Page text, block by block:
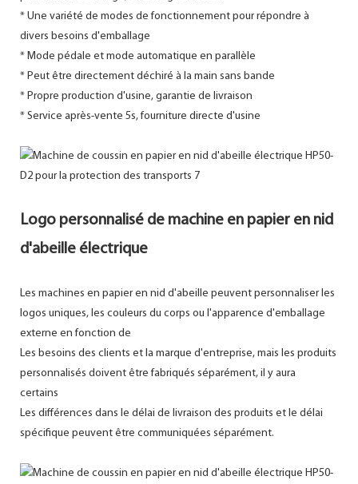
* Une variété de modes de fonctionnement pour répondre à
divers besoins d'emballage
* Mode pédale et mode automatique en parallèle
* Peut être directement déchiré à la main sans bande
* Propre production d'usine, garantie de livraison
* Service après-vente 5s, fourniture directe d'usine
Logo personnalisé de machine en papier en nid
d'abeille électrique
Les machines en papier en nid d'abeille peuvent personnaliser les
logos uniques, les couleurs du corps ou l'apparence d'emballage
externe en fonction de
Les besoins des clients et la marque d'entreprise, mais les produits
personnalisés doivent être fabriqués séparément, il y aura
certains
Les différences dans le délai de livraison des produits et le délai
spécifique peuvent être communiquées séparément.